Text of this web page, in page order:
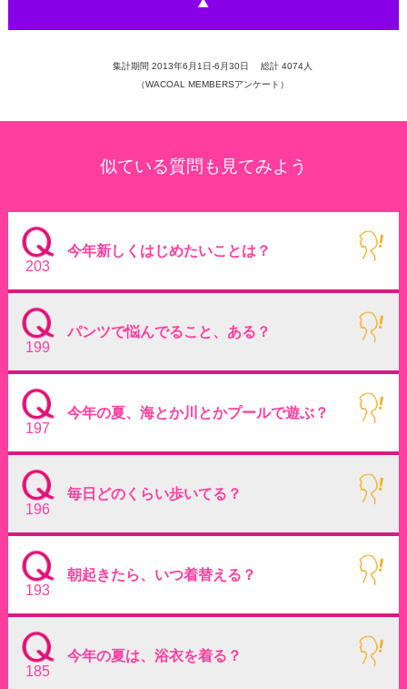
集計期間 2013年6月1日-6月30日 総計 4074人
（WACOAL MEMBERSアンケート）
似ている質問も見てみよう
203
今年新しくはじめたいことは？
199
パンツで悩んでること、ある？
197
今年の夏、海とか川とかプールで遊ぶ？
196
毎日どのくらい歩いてる？
193
朝起きたら、いつ着替える？
185
今年の夏は、浴衣を着る？